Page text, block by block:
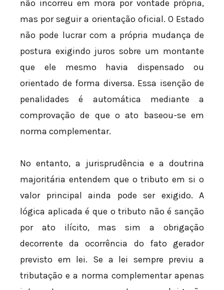
não incorreu em mora por vontade própria,
mas por seguir a orientação oficial. O Estado
não pode lucrar com a própria mudança de
postura exigindo juros sobre um montante
que ele mesmo havia dispensado ou
orientado de forma diversa. Essa isenção de
penalidades é automática mediante a
comprovação de que o ato baseou-se em
norma complementar.
No entanto, a jurisprudência e a doutrina
majoritária entendem que o tributo em si o
valor principal ainda pode ser exigido. A
lógica aplicada é que o tributo não é sanção
por ato ilícito, mas sim a obrigação
decorrente da ocorrência do fato gerador
previsto em lei. Se a lei sempre previu a
tributação e a norma complementar apenas